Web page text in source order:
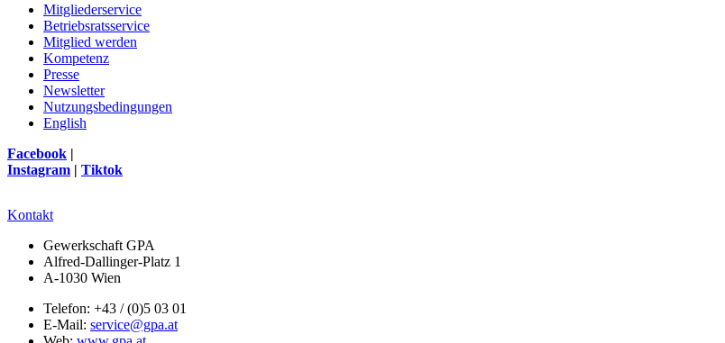
Mitgliederservice
Betriebsratsservice
Mitglied werden
Kompetenz
Presse
Newsletter
Nutzungsbedingungen
English
Facebook |
Instagram | Tiktok
Kontakt
Gewerkschaft GPA
Alfred-Dallinger-Platz 1
A-1030 Wien
Telefon: +43 / (0)5 03 01
E-Mail: service@gpa.at